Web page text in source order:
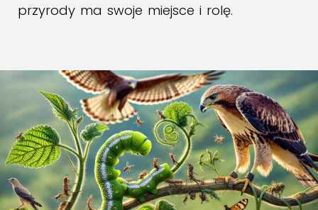
przyrody ma swoje miejsce i rolę.